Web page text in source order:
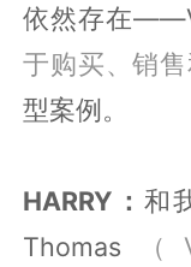
依然存在
于购买、销售
型案例。
HARRY： 和
Thomas （